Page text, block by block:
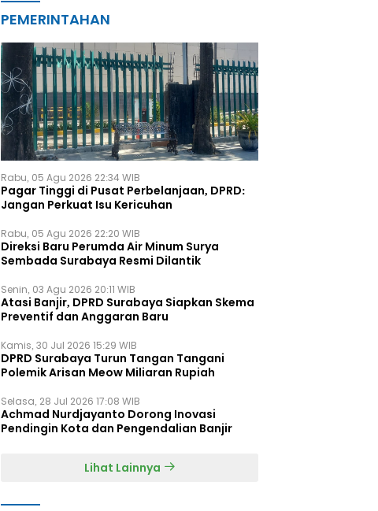
PEMERINTAHAN
Rabu, 05 Agu 2026 22:34 WIB
Pagar Tinggi di Pusat Perbelanjaan, DPRD:
Jangan Perkuat Isu Kericuhan
Rabu, 05 Agu 2026 22:20 WIB
Direksi Baru Perumda Air Minum Surya
Sembada Surabaya Resmi Dilantik
Senin, 03 Agu 2026 20:11 WIB
Atasi Banjir, DPRD Surabaya Siapkan Skema
Preventif dan Anggaran Baru
Kamis, 30 Jul 2026 15:29 WIB
DPRD Surabaya Turun Tangan Tangani
Polemik Arisan Meow Miliaran Rupiah
Selasa, 28 Jul 2026 17:08 WIB
Achmad Nurdjayanto Dorong Inovasi
Pendingin Kota dan Pengendalian Banjir
Lihat Lainnya